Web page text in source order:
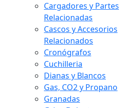
Cargadores y Partes
Relacionadas
Cascos y Accesorios
Relacionados
Cronógrafos
Cuchilleria
Dianas y Blancos
Gas, CO2 y Propano
Granadas